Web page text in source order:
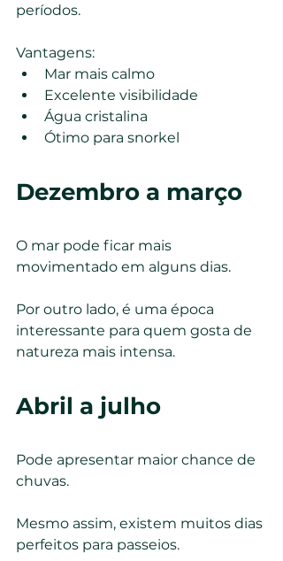
períodos.
Vantagens:
Mar mais calmo
Excelente visibilidade
Água cristalina
Ótimo para snorkel
Dezembro a março
O mar pode ficar mais
movimentado em alguns dias.
Por outro lado, é uma época
interessante para quem gosta de
natureza mais intensa.
Abril a julho
Pode apresentar maior chance de
chuvas.
Mesmo assim, existem muitos dias
perfeitos para passeios.